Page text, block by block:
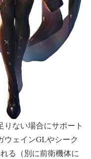
ない場合にサポート
ウェインGLやシーク
る（別に前衛機体に